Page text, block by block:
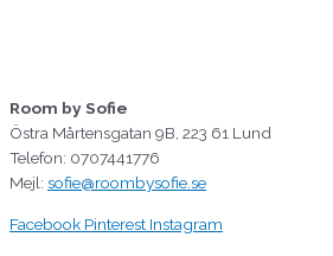
Room by Sofie
Östra Mårtensgatan 9B, 223 61 Lund
Telefon: 0707441776
Mejl: sofie@roombysofie.se
Facebook Pinterest Instagram